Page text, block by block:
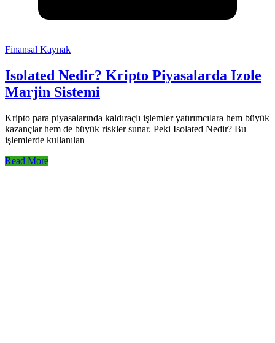
Finansal Kaynak
Isolated Nedir? Kripto Piyasalarda Izole
Marjin Sistemi
Kripto para piyasalarında kaldıraçlı işlemler yatırımcılara hem büyük
kazançlar hem de büyük riskler sunar. Peki Isolated Nedir? Bu
işlemlerde kullanılan
Read More